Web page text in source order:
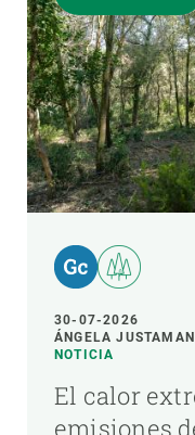
30-07-2026
ÁNGELA
NOTICIA
El calor
emisiones